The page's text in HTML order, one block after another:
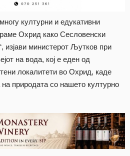
културни и едукативни
Охрид како Сесловенски
изјави министерот Љутков при
на вода, кој е еден од
локалитети во Охрид, каде
природата со нашето културно